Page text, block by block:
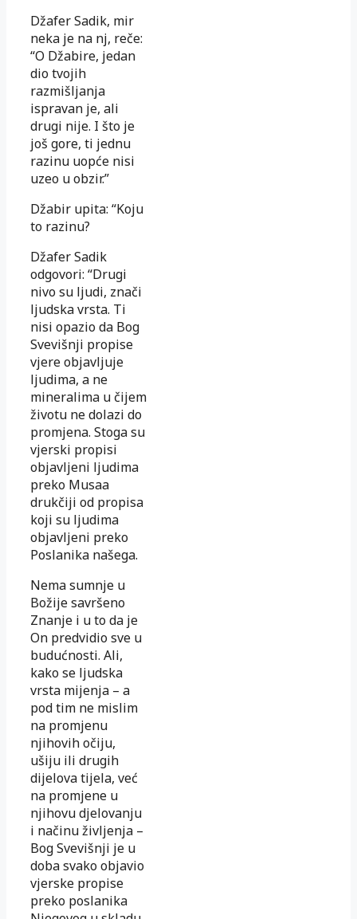
Džafer Sadik, mir
neka je na nj, reče:
“O Džabire, jedan
dio tvojih
razmišljanja
ispravan je, ali
drugi nije. I što je
još gore, ti jednu
razinu uopće nisi
uzeo u obzir.”
Džabir upita: “Koju
to razinu?
Džafer Sadik
odgovori: “Drugi
nivo su ljudi, znači
ljudska vrsta. Ti
nisi opazio da Bog
Svevišnji propise
vjere objavljuje
ljudima, a ne
mineralima u čijem
životu ne dolazi do
promjena. Stoga su
vjerski propisi
objavljeni ljudima
preko Musaa
drukčiji od propisa
koji su ljudima
objavljeni preko
Poslanika našega.
Nema sumnje u
Božije savršeno
Znanje i u to da je
On predvidio sve u
budućnosti. Ali,
kako se ljudska
vrsta mijenja – a
pod tim ne mislim
na promjenu
njihovih očiju,
ušiju ili drugih
dijelova tijela, već
na promjene u
njihovu djelovanju
i načinu življenja –
Bog Svevišnji je u
doba svako objavio
vjerske propise
preko poslanika